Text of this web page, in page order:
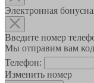
Электронная
Введите номер
Мы отправим вам
Телефон:
Изменить номер